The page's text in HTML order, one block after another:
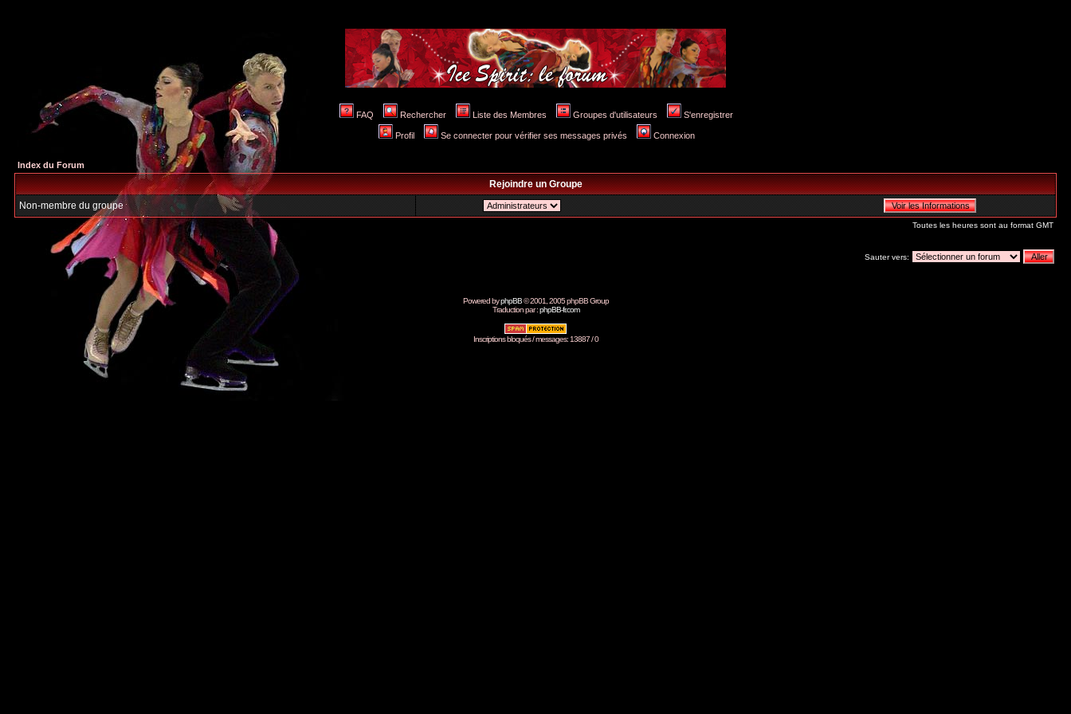
FAQ Rechercher Liste des Membres Groupes d'utilisateurs S'enregistrer
Profil Se connecter pour vérifier ses messages privés Connexion
Index du Forum
Rejoindre un Groupe
Non-membre du groupe
Toutes les heures sont au format GMT
Sauter vers:
Powered byphpBB© 2001, 2005 phpBB Group
Traduction par :phpBB-fr.com
Inscriptions bloqués / messages: 13887 / 0